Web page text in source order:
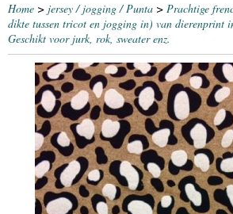
Home > jersey / jogging / Punta > Prachtige
dikte tussen tricot en jogging in) van dierenprint
Geschikt voor jurk, rok, sweater enz.